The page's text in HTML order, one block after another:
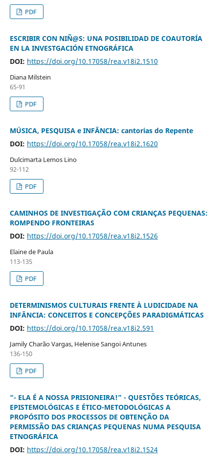
PDF
ESCRIBIR CON NIÑ@S: UNA POSIBILIDAD DE COAUTORÍA
EN LA INVESTGACIÓN ETNOGRÁFICA
DOI: https://doi.org/10.17058/rea.v18i2.1510
Diana Milstein
65-91
PDF
MÚSICA, PESQUISA e INFÂNCIA: cantorias do Repente
DOI: https://doi.org/10.17058/rea.v18i2.1620
Dulcimarta Lemos Lino
92-112
PDF
CAMINHOS DE INVESTIGAÇÃO COM CRIANÇAS PEQUENAS:
ROMPENDO FRONTEIRAS
DOI: https://doi.org/10.17058/rea.v18i2.1526
Elaine de Paula
113-135
PDF
DETERMINISMOS CULTURAIS FRENTE À LUDICIDADE NA
INFÂNCIA: CONCEITOS E CONCEPÇÕES PARADIGMÁTICAS
DOI: https://doi.org/10.17058/rea.v18i2.591
Jamily Charão Vargas, Helenise Sangoi Antunes
136-150
PDF
“- ELA É A NOSSA PRISIONEIRA!” - QUESTÕES TEÓRICAS,
EPISTEMOLÓGICAS E ÉTICO-METODOLÓGICAS A
PROPÓSITO DOS PROCESSOS DE OBTENÇÃO DA
PERMISSÃO DAS CRIANÇAS PEQUENAS NUMA PESQUISA
ETNOGRÁFICA
DOI: https://doi.org/10.17058/rea.v18i2.1524